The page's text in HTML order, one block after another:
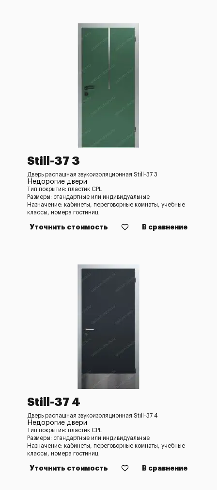
Still-37 3
Дверь распашная звукоизоляционная Still-37 3
Недорогие двери
Тип покрытия: пластик CPL
Размеры: стандартные или индивидуальные
Назначение: кабинеты, переговорные комнаты, учебные
классы, номера гостиниц
Уточнить стоимость В сравнение
Still-37 4
Дверь распашная звукоизоляционная Still-37 4
Недорогие двери
Тип покрытия: пластик CPL
Размеры: стандартные или индивидуальные
Назначение: кабинеты, переговорные комнаты, учебные
классы, номера гостиниц
Уточнить стоимость В сравнение